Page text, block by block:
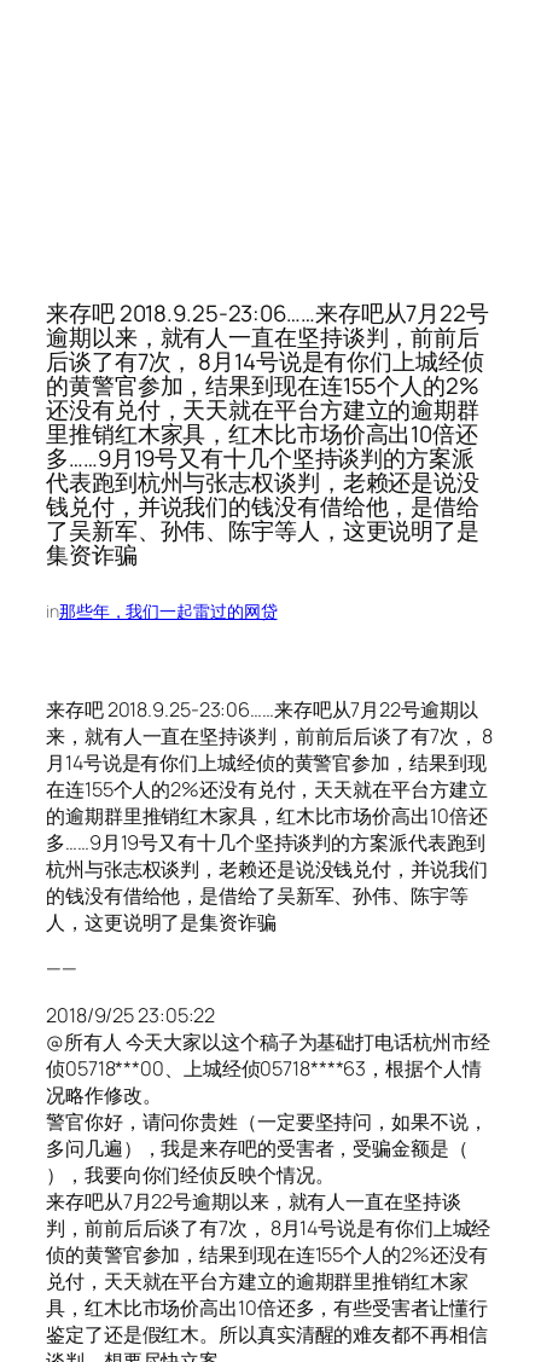
来存吧 2018.9.25-23:06……来存吧从7月22号
逾期以来，就有人一直在坚持谈判，前前后
后谈了有7次， 8月14号说是有你们上城经侦
的黄警官参加，结果到现在连155个人的2%
还没有兑付，天天就在平台方建立的逾期群
里推销红木家具，红木比市场价高出10倍还
多……9月19号又有十几个坚持谈判的方案派
代表跑到杭州与张志权谈判，老赖还是说没
钱兑付，并说我们的钱没有借给他，是借给
了吴新军、孙伟、陈宇等人，这更说明了是
集资诈骗
in那些年，我们一起雷过的网贷
来存吧 2018.9.25-23:06……来存吧从7月22号逾期以
来，就有人一直在坚持谈判，前前后后谈了有7次， 8
月14号说是有你们上城经侦的黄警官参加，结果到现
在连155个人的2%还没有兑付，天天就在平台方建立
的逾期群里推销红木家具，红木比市场价高出10倍还
多……9月19号又有十几个坚持谈判的方案派代表跑到
杭州与张志权谈判，老赖还是说没钱兑付，并说我们
的钱没有借给他，是借给了吴新军、孙伟、陈宇等
人，这更说明了是集资诈骗
——
2018/9/25 23:05:22
@所有人 今天大家以这个稿子为基础打电话杭州市经
侦05718***00、上城经侦05718****63，根据个人情
况略作修改。
警官你好，请问你贵姓（一定要坚持问，如果不说，
多问几遍），我是来存吧的受害者，受骗金额是（
），我要向你们经侦反映个情况。
来存吧从7月22号逾期以来，就有人一直在坚持谈
判，前前后后谈了有7次， 8月14号说是有你们上城经
侦的黄警官参加，结果到现在连155个人的2%还没有
兑付，天天就在平台方建立的逾期群里推销红木家
具，红木比市场价高出10倍还多，有些受害者让懂行
鉴定了还是假红木。所以真实清醒的难友都不再相信